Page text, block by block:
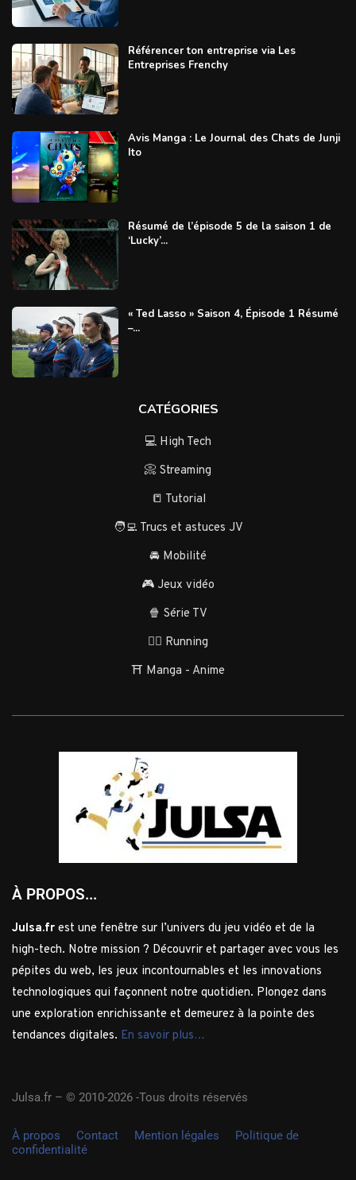
Référencer ton entreprise via Les
Entreprises Frenchy
Avis Manga : Le Journal des Chats de Junji
Ito
Résumé de l’épisode 5 de la saison 1 de
‘Lucky’...
« Ted Lasso » Saison 4, Épisode 1 Résumé
–...
CATÉGORIES
💻 High Tech
📀 Streaming
📒 Tutorial
🧑‍💻 Trucs et astuces JV
🚘 Mobilité
🎮 Jeux vidéo
🍿 Série TV
🏃‍♂️ Running
⛩️ Manga - Anime
À PROPOS...
Julsa.fr est une fenêtre sur l’univers du jeu vidéo et de la
high-tech. Notre mission ? Découvrir et partager avec vous les
pépites du web, les jeux incontournables et les innovations
technologiques qui façonnent notre quotidien. Plongez dans
une exploration enrichissante et demeurez à la pointe des
tendances digitales. En savoir plus…
Julsa.fr – © 2010-2026 -Tous droits réservés
À propos Contact Mention légales
Politique de
confidentialité